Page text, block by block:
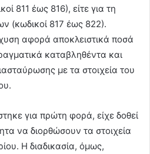
811 έως 816), είτε για τη
(κωδικοί 817 έως 822).
αφορά αποκλειστικά ποσά
καταβληθέντα και
με τα στοιχεία του
για πρώτη φορά, είχε δοθεί
να διορθώσουν τα στοιχεία
Η διαδικασία, όμως,